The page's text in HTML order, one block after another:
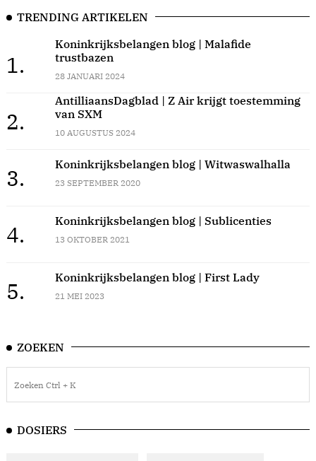
TRENDING ARTIKELEN
1.
Koninkrijksbelangen blog | Malafide
trustbazen
28 JANUARI 2024
2.
AntilliaansDagblad | Z Air krijgt toestemming
van SXM
10 AUGUSTUS 2024
3.
Koninkrijksbelangen blog | Witwaswalhalla
23 SEPTEMBER 2020
4.
Koninkrijksbelangen blog | Sublicenties
13 OKTOBER 2021
5.
Koninkrijksbelangen blog | First Lady
21 MEI 2023
ZOEKEN
DOSIERS